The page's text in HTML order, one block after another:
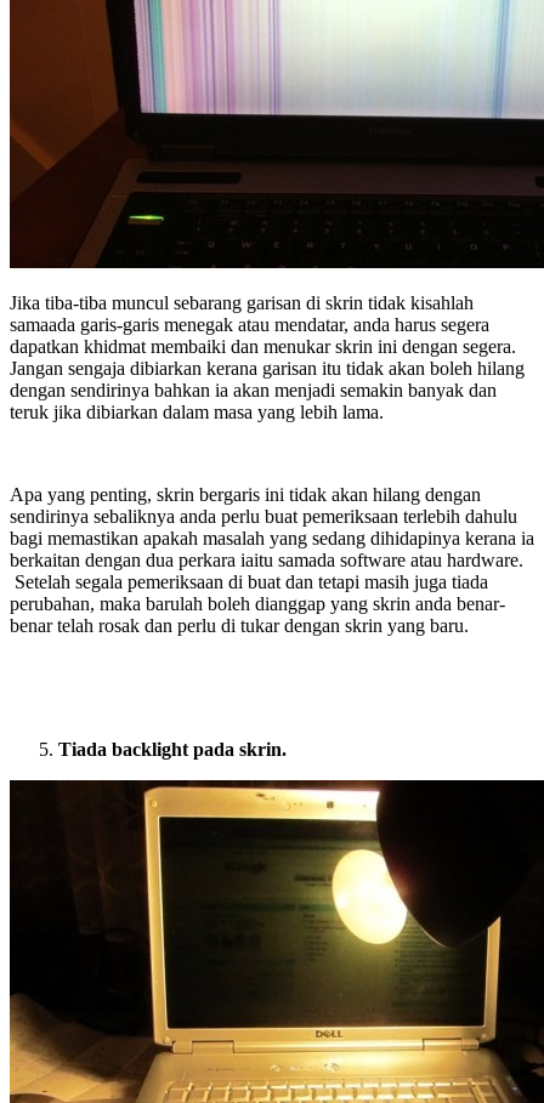
Jika tiba-tiba muncul sebarang garisan di skrin tidak kisahlah
samaada garis-garis menegak atau mendatar, anda harus segera
dapatkan khidmat membaiki dan menukar skrin ini dengan segera.
Jangan sengaja dibiarkan kerana garisan itu tidak akan boleh hilang
dengan sendirinya bahkan ia akan menjadi semakin banyak dan
teruk jika dibiarkan dalam masa yang lebih lama.
Apa yang penting, skrin bergaris ini tidak akan hilang dengan
sendirinya sebaliknya anda perlu buat pemeriksaan terlebih dahulu
bagi memastikan apakah masalah yang sedang dihidapinya kerana ia
berkaitan dengan dua perkara iaitu samada software atau hardware.
Setelah segala pemeriksaan di buat dan tetapi masih juga tiada
perubahan, maka barulah boleh dianggap yang skrin anda benar-
benar telah rosak dan perlu di tukar dengan skrin yang baru.
Tiada backlight pada skrin.